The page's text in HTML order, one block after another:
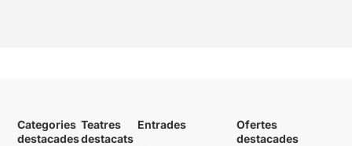
Categories
destacades
Teatres
destacats
Entrades
Ofertes
destacades